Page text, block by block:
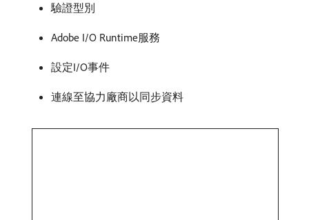
驗證型別
Adobe I/O Runtime服務
設定I/O事件
連線至協力廠商以同步資料